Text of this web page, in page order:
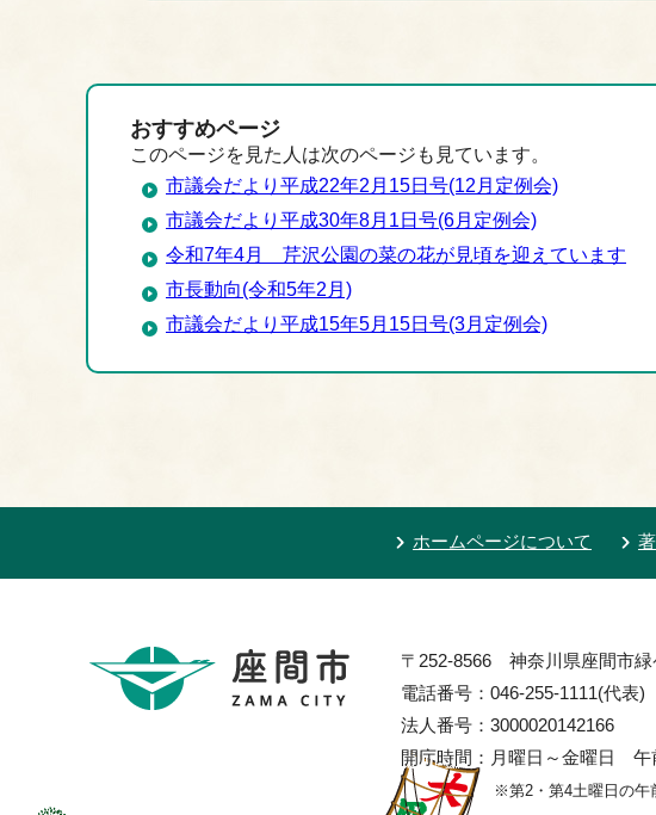
おすすめページ
このページを見た人は次のページも見ています。
市議会だより平成22年2月15日号(12月定例会)
市議会だより平成30年8月1日号(6月定例会)
令和7年4月 芹沢公園の菜の花が見頃を迎えています
市長動向(令和5年2月)
市議会だより平成15年5月15日号(3月定例会)
ホームページについて
〒252-8566 神奈川県座間市緑
電話番号：046-255-1111(代
法人番号：3000020142166
開庁時間：月曜日～金曜日 午
※第2・第4土曜日の午